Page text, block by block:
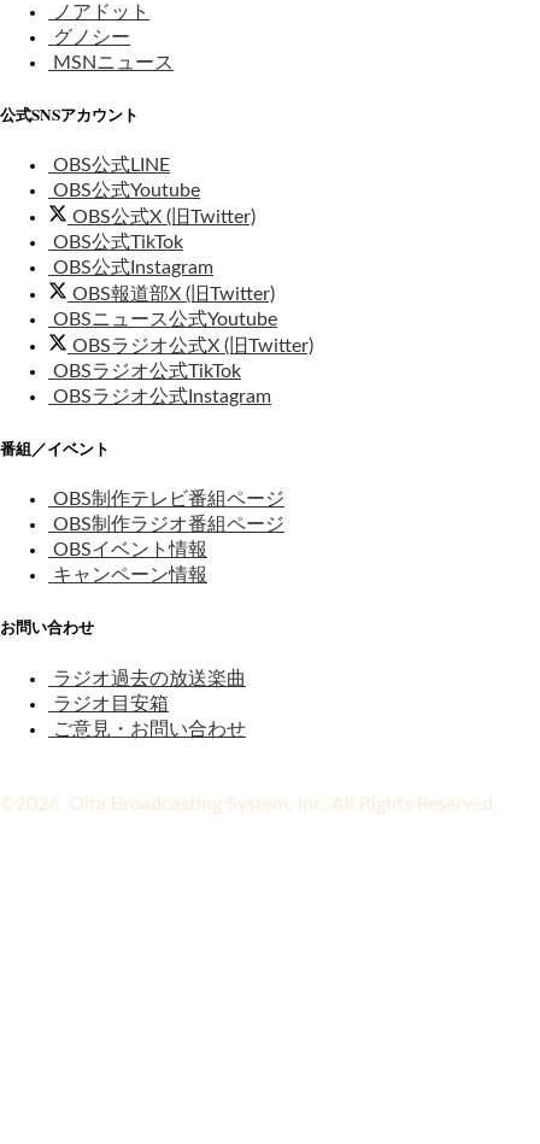
ノアドット
グノシー
MSNニュース
公式SNSアカウント
OBS公式LINE
OBS公式Youtube
OBS公式X (旧Twitter)
OBS公式TikTok
OBS公式Instagram
OBS報道部X (旧Twitter)
OBSニュース公式Youtube
OBSラジオ公式X (旧Twitter)
OBSラジオ公式TikTok
OBSラジオ公式Instagram
番組／イベント
OBS制作テレビ番組ページ
OBS制作ラジオ番組ページ
OBSイベント情報
キャンペーン情報
お問い合わせ
ラジオ過去の放送楽曲
ラジオ目安箱
ご意見・お問い合わせ
©2026 Oita Broadcasting System, Inc. All Rights Reserved.